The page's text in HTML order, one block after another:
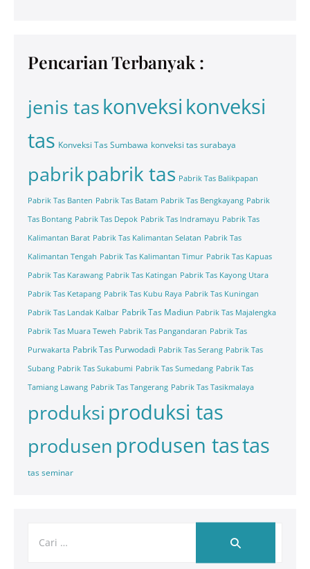
Pencarian Terbanyak :
jenis taskonveksi konveksi
tas Konveksi Tas Sumbawa konveksi tas surabaya
pabrikpabrik tas Pabrik Tas Balikpapan
Pabrik Tas Banten Pabrik Tas Batam Pabrik Tas Bengkayang Pabrik
Tas Bontang Pabrik Tas Depok Pabrik Tas Indramayu Pabrik Tas
Kalimantan Barat Pabrik Tas Kalimantan Selatan Pabrik Tas
Kalimantan Tengah Pabrik Tas Kalimantan Timur Pabrik Tas Kapuas
Pabrik Tas Karawang Pabrik Tas Katingan Pabrik Tas Kayong Utara
Pabrik Tas Ketapang Pabrik Tas Kubu Raya Pabrik Tas Kuningan
Pabrik Tas Landak Kalbar Pabrik Tas Madiun Pabrik Tas Majalengka
Pabrik Tas Muara Teweh Pabrik Tas Pangandaran Pabrik Tas
Purwakarta Pabrik Tas Purwodadi Pabrik Tas Serang Pabrik Tas
Subang Pabrik Tas Sukabumi Pabrik Tas Sumedang Pabrik Tas
Tamiang Lawang Pabrik Tas Tangerang Pabrik Tas Tasikmalaya
produksi produksi tas
produsen produsen tastas
tas seminar